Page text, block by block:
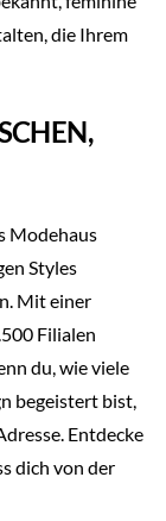
die Ihrem
Modehaus
Styles
Mit einer
Filialen
du, wie viele
begeistert bist,
Entdecke
dich von der